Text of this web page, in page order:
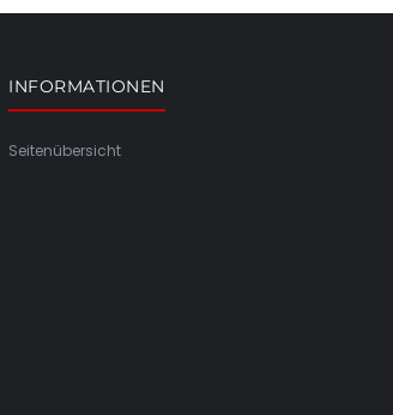
INFORMATIONEN
Seitenübersicht